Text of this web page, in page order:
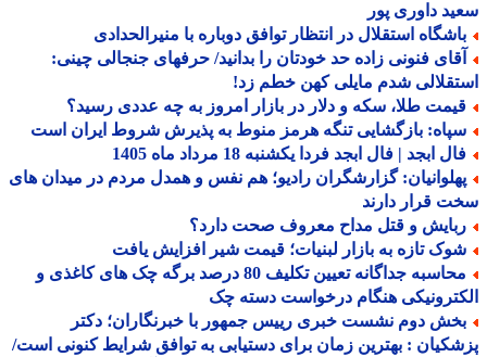
داوری پور
استقلال در انتظار توافق دوباره با منیرالحدادی
فنونی زاده حد خودتان را بدانید/ حرفهای جنجالی چینی:
شدم مایلی کهن خطم زد!
طلا، سکه و دلار در بازار امروز به چه عددی رسید؟
بازگشایی تنگه هرمز منوط به پذیرش شروط ایران است
ابجد | فال ابجد فردا یکشنبه 18 مرداد ماه 1405
گزارشگران رادیو؛ هم نفس و همدل مردم در میدان های
قرار دارند
و قتل مداح معروف صحت دارد؟
تازه به بازار لبنیات؛ قیمت شیر افزایش یافت
محاسبه جداگانه تعیین تکلیف 80 درصد برگه چک های کاغذی و
هنگام درخواست دسته چک
دوم نشست خبری رییس جمهور با خبرنگاران؛ دکتر
: بهترین زمان برای دستیابی به توافق شرایط کنونی است/